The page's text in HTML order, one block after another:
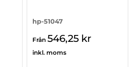
hp-51047
Från 546,25 kr
inkl. moms